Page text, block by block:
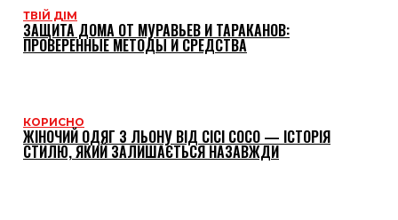
ТВІЙ ДІМ
ЗАЩИТА ДОМА ОТ МУРАВЬЕВ И ТАРАКАНОВ:
ПРОВЕРЕННЫЕ МЕТОДЫ И СРЕДСТВА
КОРИСНО
ЖІНОЧИЙ ОДЯГ З ЛЬОНУ ВІД CICI COCO — ІСТОРІЯ
СТИЛЮ, ЯКИЙ ЗАЛИШАЄТЬСЯ НАЗАВЖДИ